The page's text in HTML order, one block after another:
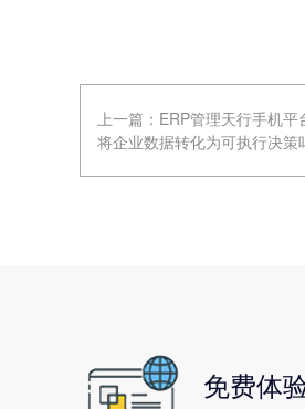
上一篇： ERP管理天行手机
将企业数据转化为可执行决策
免费体